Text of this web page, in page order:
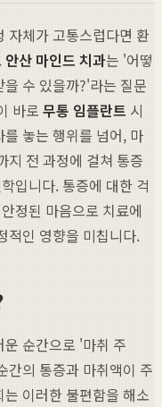
자체가 고통스럽다면 환
안산 마인드 치과는 '어떻
수 있을까?'라는 질문
바로 무통 임플란트 시
놓는 행위를 넘어, 마
지 전 과정에 걸쳐 통증
입니다. 통증에 대한 걱
정된 마음으로 치료에
적인 영향을 미칩니다.
순간으로 '마취 주
간의 통증과 마취액이 주
이러한 불편함을 해소